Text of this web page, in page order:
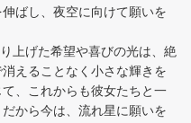
ばし、夜空に向けて願いを
上げた希望や喜びの光は、絶
えることなく小さな輝きを
、これからも彼女たちと一
から今は、流れ星に願いを